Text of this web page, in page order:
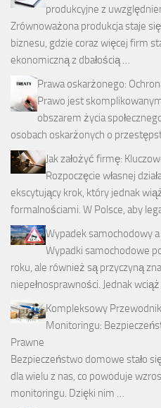
produkcyjne z
Zrównoważona produkcja staje
biznesu, gdzie coraz więcej firm
ekonomiczną z dbałością …
Prawa oskarżonego:
Prawo jest
obszarem życia
osobach oskarżonych o
Jak założyć firmę:
Rozpoczęcie własnej
ekscytujący krok, który jednak
formalnościami. W Polsce, aby
Wypadek samochodowy
Wypadki samochodowe
roku, ale również są przyczyną
niepełnosprawności. Jednak
Kompleksowy
Monitoringu:
Prawne
Bezpieczeństwo domowe stało
dla wielu z nas, co powoduje
monitoringu. Dzięki nim …